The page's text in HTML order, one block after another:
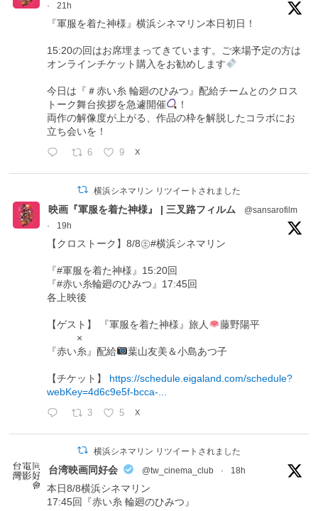
· 21h
『軍服を着た神様』横浜シネマリン本日初日！
15:20の回はお席埋まってきています。ご来場予定の方は
オンラインチケット購入をお勧めします
今日は『＃赤い糸 輪廻のひみつ』配給チームとのクロス
トーク舞台挨拶を急遽開催
！
両作の解像度が上がる、作品の枠を解脱したコラボにお
立ち会いを！
6 9 X
横浜シネマリン リツイートされました
映画『軍服を着た神様』 | 三叉路フィルム
@sansarofilm
·
19h
【クロストーク】8/8㊏#横浜シネマリン
『#軍服を着た神様』15:20回
『#赤い糸輪廻のひみつ』17:45回
各上映後
【ゲスト】 『軍服を着た神様』旅人
藤野陽平
×
『赤い糸』配給
葉山友美＆小島あつ子
【チケット】 https://schedule.eigaland.com/schedule?
webKey=4d6c9e5f-bcca-...
3 5 X
横浜シネマリン リツイートされました
台湾映画同好会 @tw_cinema_club · 18h
本日8/8横浜シネマリン
17:45回『赤い糸 輪廻のひみつ』